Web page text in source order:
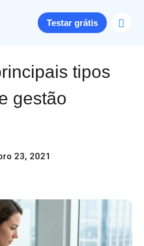
Testar grátis
tipos
gestão
23, 2021